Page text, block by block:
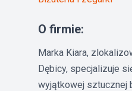
O firmie:
Marka Kiara,
Dębicy, specjalizuje
wyjątkowej sztucznej